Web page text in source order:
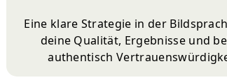
Eine klare Strategie in der
deine Qualität, Ergebnisse und
authentisch